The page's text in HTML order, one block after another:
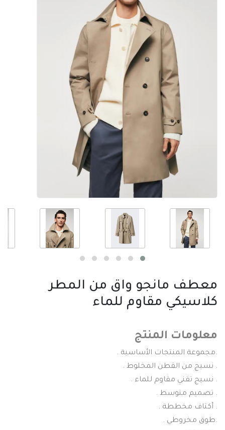
معطف مانجو واق من المطر
كلاسيكي مقاوم للماء
معلومات المنتج
.مجموعة المنتجات الأساسية .
. نسيج من القطن المخلوط .
. نسيج تقني مقاوم للماء .
. تصميم متوسط .
. أكتاف مخططة .
.طوق مخروطي .